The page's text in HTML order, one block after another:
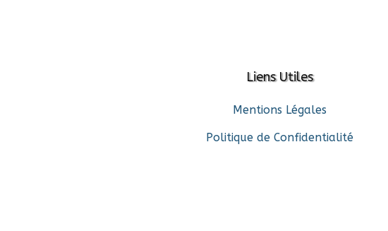
Liens Utiles
Mentions Légales
Politique de Confidentialité